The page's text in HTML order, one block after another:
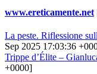
www.ereticamente.net
La peste. Riflessione
Sep 2025 17:03:36
Trippe d’Élite –
+0000]